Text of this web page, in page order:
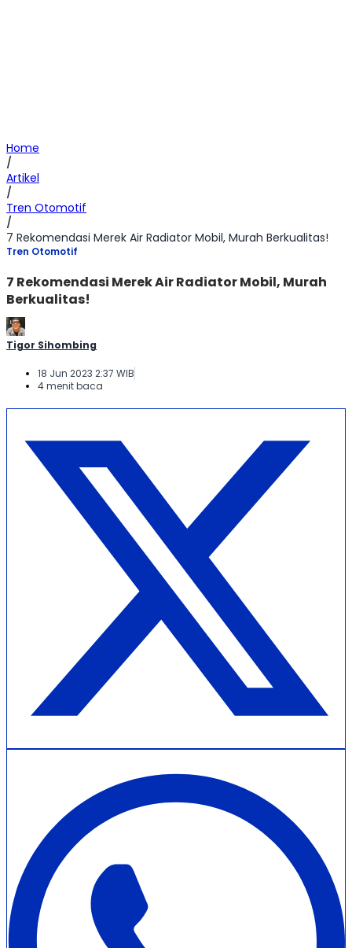
Home
/
Artikel
/
Tren Otomotif
/
7 Rekomendasi Merek Air Radiator Mobil, Murah Berkualitas!
Tren Otomotif
7 Rekomendasi Merek Air Radiator Mobil, Murah
Berkualitas!
Tigor Sihombing
18 Jun 2023 2:37 WIB
4 menit baca